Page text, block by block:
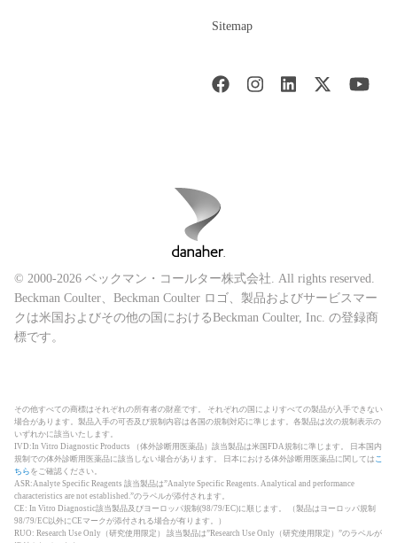
Sitemap
© 2000-2026 ベックマン・コールター株式会社. All rights reserved.
Beckman Coulter、Beckman Coulter ロゴ、製品およびサービスマー
クは米国およびその他の国におけるBeckman Coulter, Inc. の登録商
標です。
その他すべての商標はそれぞれの所有者の財産です。 それぞれの国によりすべての製品が入手できない
場合があります。製品入手の可否及び規制内容は各国の規制対応に準じます。各製品は次の規制表示の
いずれかに該当いたします。
IVD:In Vitro Diagnostic Products （体外診断用医薬品）該当製品は米国FDA規制に準じます。 日本国内
規制での体外診断用医薬品に該当しない場合があります。 日本における体外診断用医薬品に関しては こ
ちら をご確認ください。
ASR:Analyte Specific Reagents 該当製品は”Analyte Specific Reagents. Analytical and performance
characteristics are not established.”のラベルが添付されます。
CE: In Vitro Diagnostic該当製品及びヨーロッパ規制(98/79/EC)に順じます。 （製品はヨーロッパ規制
98/79/EC以外にCEマークが添付される場合が有ります。）
RUO: Research Use Only（研究使用限定） 該当製品は”Research Use Only（研究使用限定）”のラベルが